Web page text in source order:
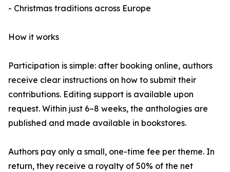
- Christmas traditions across Europe
How it works
Participation is simple: after booking online, authors
receive clear instructions on how to submit their
contributions. Editing support is available upon
request. Within just 6–8 weeks, the anthologies are
published and made available in bookstores.
Authors pay only a small, one-time fee per theme. In
return, they receive a royalty of 50% of the net